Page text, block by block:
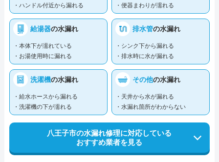
・ハンドル付近から漏れる
・便器まわりが濡れる
給湯器の水漏れ
・本体下が濡れている
・お湯使用時に漏れる
排水管の水漏れ
・シンク下から漏れる
・排水時に水が漏れる
洗濯機の水漏れ
・給水ホースから漏れる
・洗濯機の下が濡れる
その他の水漏れ
・天井から水が漏れる
・水漏れ箇所がわからない
八王子市の水漏れ修理に対応している
おすすめ業者を見る